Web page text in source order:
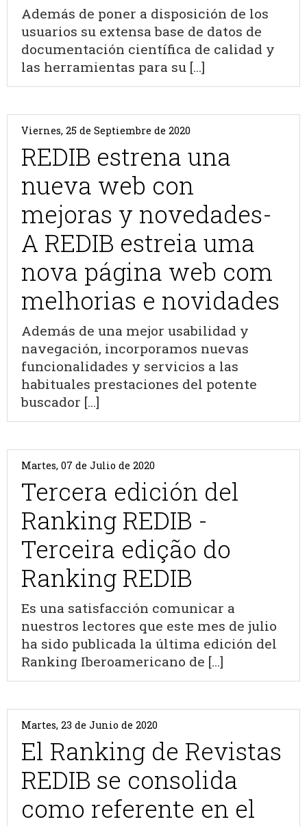
Además de poner a disposición de los
usuarios su extensa base de datos de
documentación científica de calidad y
las herramientas para su [...]
Viernes, 25 de Septiembre de 2020
REDIB estrena una
nueva web con
mejoras y novedades-
A REDIB estreia uma
nova página web com
melhorias e novidades
Además de una mejor usabilidad y
navegación, incorporamos nuevas
funcionalidades y servicios a las
habituales prestaciones del potente
buscador [...]
Martes, 07 de Julio de 2020
Tercera edición del
Ranking REDIB -
Terceira edição do
Ranking REDIB
Es una satisfacción comunicar a
nuestros lectores que este mes de julio
ha sido publicada la última edición del
Ranking Iberoamericano de [...]
Martes, 23 de Junio de 2020
El Ranking de Revistas
REDIB se consolida
como referente en el